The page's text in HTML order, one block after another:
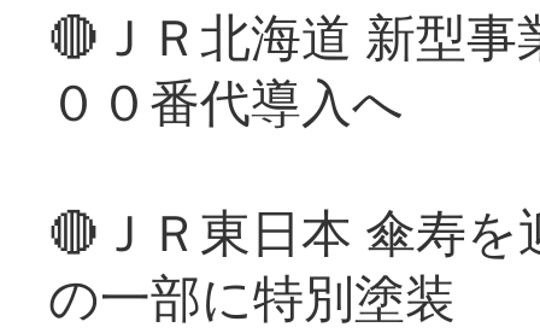
🔴ＪＲ北海道 新型
００番代導入へ
🔴ＪＲ東日本 傘寿
の一部に特別塗装